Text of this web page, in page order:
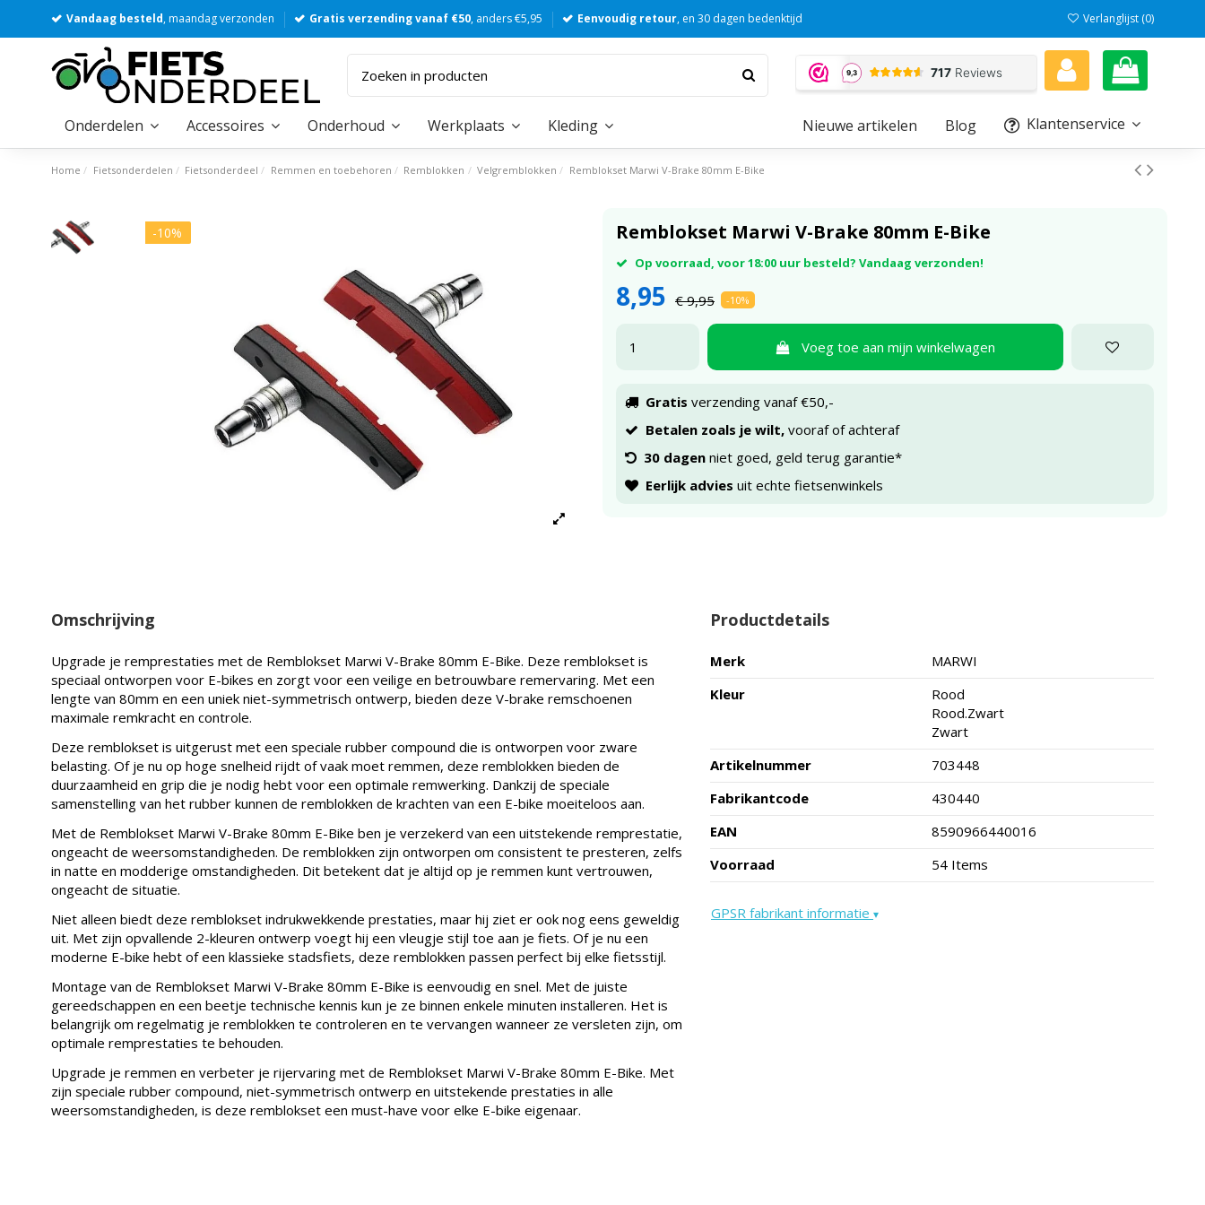
Vandaag besteld, maandag verzonden Gratis verzending vanaf €50, anders €5,95 Eenvoudig retour, en 30 dagen bedenktijd Verlanglijst (0)
Onderdelen Accessoires Onderhoud Werkplaats Kleding Klantenservice
Blog
Nieuwe artikelen
Home Fietsonderdelen Fietsonderdeel Remmen en toebehoren Remblokken Velgremblokken Remblokset Marwi V-Brake 80mm E-Bike
-10% Remblokset Marwi V-Brake 80mm E-Bike
Op voorraad, voor 18:00 uur besteld? Vandaag verzonden!
8,95 € 9,95 -10%
Voeg toe aan mijn winkelwagen
Gratis verzending vanaf €50,-
Betalen zoals je wilt,vooraf of achteraf
30 dagenniet goed, geld terug garantie*
Eerlijk advies uit echte fietsenwinkels
Omschrijving
Upgrade je remprestaties met de Remblokset Marwi V-Brake 80mm E-Bike. Deze remblokset is
speciaal ontworpen voor E-bikes en zorgt voor een veilige en betrouwbare remervaring. Met een
lengte van 80mm en een uniek niet-symmetrisch ontwerp, bieden deze V-brake remschoenen
maximale remkracht en controle.
Deze remblokset is uitgerust met een speciale rubber compound die is ontworpen voor zware
belasting. Of je nu op hoge snelheid rijdt of vaak moet remmen, deze remblokken bieden de
duurzaamheid en grip die je nodig hebt voor een optimale remwerking. Dankzij de speciale
samenstelling van het rubber kunnen de remblokken de krachten van een E-bike moeiteloos aan.
Met de Remblokset Marwi V-Brake 80mm E-Bike ben je verzekerd van een uitstekende remprestatie,
ongeacht de weersomstandigheden. De remblokken zijn ontworpen om consistent te presteren, zelfs
in natte en modderige omstandigheden. Dit betekent dat je altijd op je remmen kunt vertrouwen,
ongeacht de situatie.
Niet alleen biedt deze remblokset indrukwekkende prestaties, maar hij ziet er ook nog eens geweldig
uit. Met zijn opvallende 2-kleuren ontwerp voegt hij een vleugje stijl toe aan je fiets. Of je nu een
moderne E-bike hebt of een klassieke stadsfiets, deze remblokken passen perfect bij elke fietsstijl.
Montage van de Remblokset Marwi V-Brake 80mm E-Bike is eenvoudig en snel. Met de juiste
gereedschappen en een beetje technische kennis kun je ze binnen enkele minuten installeren. Het is
belangrijk om regelmatig je remblokken te controleren en te vervangen wanneer ze versleten zijn, om
optimale remprestaties te behouden.
Upgrade je remmen en verbeter je rijervaring met de Remblokset Marwi V-Brake 80mm E-Bike. Met
zijn speciale rubber compound, niet-symmetrisch ontwerp en uitstekende prestaties in alle
weersomstandigheden, is deze remblokset een must-have voor elke E-bike eigenaar.
Productdetails
Merk
MARWI
Kleur
Rood
Rood.Zwart
Zwart
Artikelnummer
703448
Fabrikantcode
430440
EAN
8590966440016
Voorraad
54 Items
GPSR fabrikant informatie ▾